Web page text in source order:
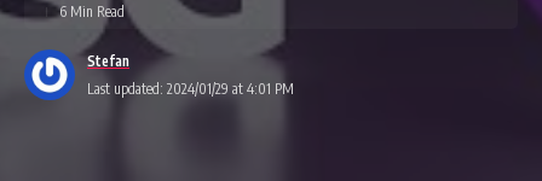
Last updated: 2024/01/29 at 4:01 PM
Stefan
6 Min Read